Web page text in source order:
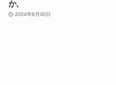
か,
2024年8月30日